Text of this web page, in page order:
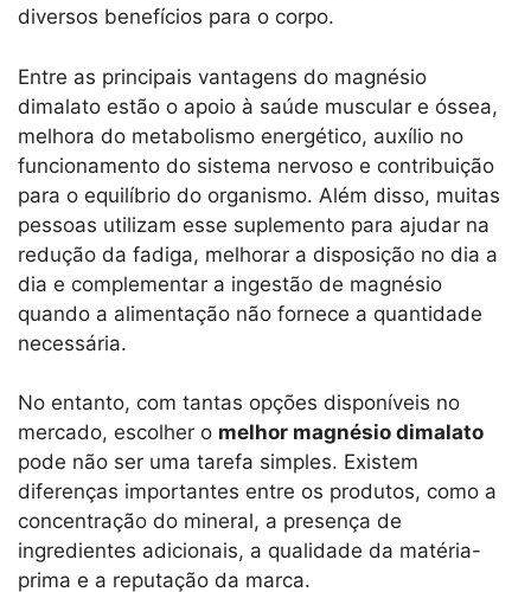
diversos benefícios para o corpo.
Entre as principais vantagens do magnésio
dimalato estão o apoio à saúde muscular e óssea,
melhora do metabolismo energético, auxílio no
funcionamento do sistema nervoso e contribuição
para o equilíbrio do organismo. Além disso, muitas
pessoas utilizam esse suplemento para ajudar na
redução da fadiga, melhorar a disposição no dia a
dia e complementar a ingestão de magnésio
quando a alimentação não fornece a quantidade
necessária.
No entanto, com tantas opções disponíveis no
mercado, escolher o melhor magnésio dimalato
pode não ser uma tarefa simples. Existem
diferenças importantes entre os produtos, como a
concentração do mineral, a presença de
ingredientes adicionais, a qualidade da matéria-
prima e a reputação da marca.